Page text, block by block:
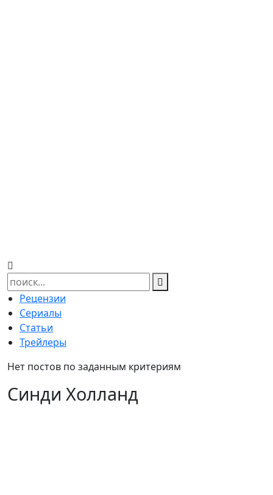
Найти:
Рецензии
Сериалы
Статьи
Трейлеры
Нет постов по заданным критериям
Синди Холланд